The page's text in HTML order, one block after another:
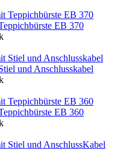
EB 370
und Anschlusskabel
EB 360